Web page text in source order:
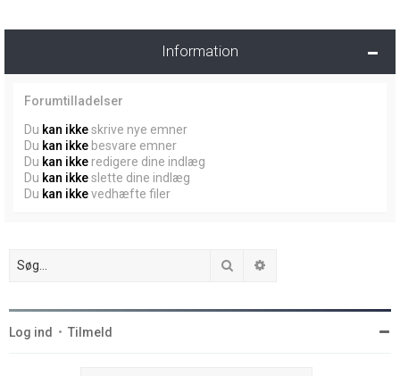
Information
Forumtilladelser
Du kan ikkeskrive nye emner
Du kan ikke besvare emner
Du kan ikke redigere dine indlæg
Du kan ikkeslette dine indlæg
Du kan ikkevedhæfte filer
Søg
Log ind • Tilmeld